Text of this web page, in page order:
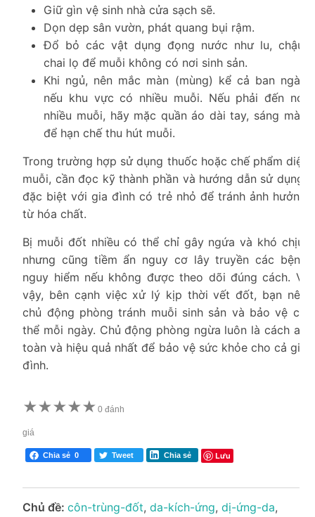
Giữ gìn vệ sinh nhà cửa sạch sẽ.
Dọn dẹp sân vườn, phát quang bụi rậm.
Đổ bỏ các vật dụng đọng nước như lu, chậu,
chai lọ để muỗi không có nơi sinh sản.
Khi ngủ, nên mắc màn (mùng) kể cả ban ngày
nếu khu vực có nhiều muỗi. Nếu phải đến nơi
nhiều muỗi, hãy mặc quần áo dài tay, sáng màu
để hạn chế thu hút muỗi.
Trong trường hợp sử dụng thuốc hoặc chế phẩm diệt
muỗi, cần đọc kỹ thành phần và hướng dẫn sử dụng,
đặc biệt với gia đình có trẻ nhỏ để tránh ảnh hưởng
từ hóa chất.
Bị muỗi đốt nhiều có thể chỉ gây ngứa và khó chịu,
nhưng cũng tiềm ẩn nguy cơ lây truyền các bệnh
nguy hiểm nếu không được theo dõi đúng cách. Vì
vậy, bên cạnh việc xử lý kịp thời vết đốt, bạn nên
chủ động phòng tránh muỗi sinh sản và bảo vệ cơ
thể mỗi ngày. Chủ động phòng ngừa luôn là cách an
toàn và hiệu quả nhất để bảo vệ sức khỏe cho cả gia
đình.
★★★★★ 0 đánh
giá
Chia sẻ 0 Tweet Chia sẻ Lưu
Chủ đề:côn-trùng-đốt,da-kích-ứng,dị-ứng-da,